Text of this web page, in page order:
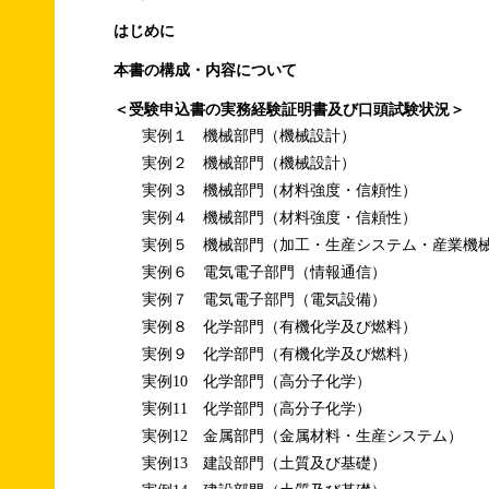
はじめに
本書の構成・内容について
＜受験申込書の実務経験証明書及び口頭試験状況＞
実例１ 機械部門（機械設計）
実例２ 機械部門（機械設計）
実例３ 機械部門（材料強度・信頼性）
実例４ 機械部門（材料強度・信頼性）
実例５ 機械部門（加工・生産システム・産業機
実例６ 電気電子部門（情報通信）
実例７ 電気電子部門（電気設備）
実例８ 化学部門（有機化学及び燃料）
実例９ 化学部門（有機化学及び燃料）
実例10 化学部門（高分子化学）
実例11 化学部門（高分子化学）
実例12 金属部門（金属材料・生産システム）
実例13 建設部門（土質及び基礎）